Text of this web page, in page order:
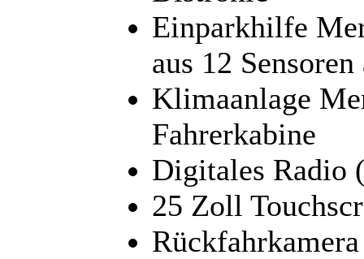
Einparkhilfe
aus 12
Klimaanlage
Fahrerkabine
Digitales Radio
25 Zoll
Rückfahrkamera